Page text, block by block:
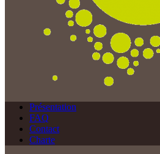
Présentation
FAQ
Contact
Charte